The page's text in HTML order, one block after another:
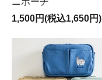
1,500円(税込1,650円)